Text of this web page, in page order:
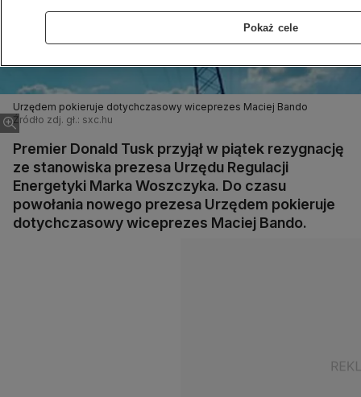
Urzędem pokieruje dotychczasowy wiceprezes Maciej Bando
Źródło zdj. gł.: sxc.hu
Premier Donald Tusk przyjął w piątek rezygnację
ze stanowiska prezesa Urzędu Regulacji
Energetyki Marka Woszczyka. Do czasu
powołania nowego prezesa Urzędem pokieruje
dotychczasowy wiceprezes Maciej Bando.
Pokaż cele